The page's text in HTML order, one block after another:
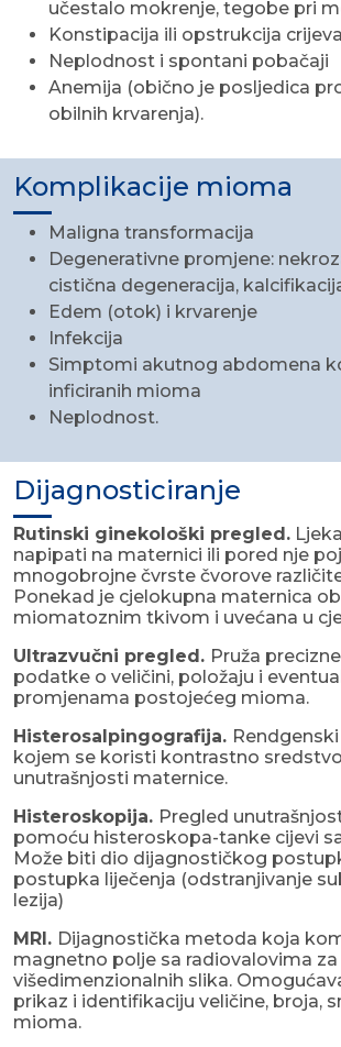
učestalo mokrenje, tegobe pri
Konstipacija ili opstrukcija crijeva
Neplodnost i spontani pobačaji
Anemija (obično je posljedica
obilnih krvarenja).
Komplikacije mioma
Maligna transformacija
Degenerativne promjene:
cistična degeneracija,
Edem (otok) i krvarenje
Infekcija
Simptomi akutnog abdomena
inficiranih mioma
Neplodnost.
Dijagnosticiranje
Rutinski ginekološki pregled.
napipati na maternici ili pored nje
mnogobrojne čvrste čvorove
Ponekad je cjelokupna maternica
miomatoznim tkivom i uvećana u
Ultrazvučni pregled. Pruža
podatke o veličini, položaju i
promjenama postojećeg mioma.
Histerosalpingografija.
kojem se koristi kontrastno
unutrašnjosti maternice.
Histeroskopija. Pregled
pomoću histeroskopa-tanke cijevi
Može biti dio dijagnostičkog
postupka liječenja (odstranjivanje
lezija)
MRI. Dijagnostička metoda koja
magnetno polje sa radiovalovima za
višedimenzionalnih slika.
prikaz i identifikaciju veličine, broja,
mioma.